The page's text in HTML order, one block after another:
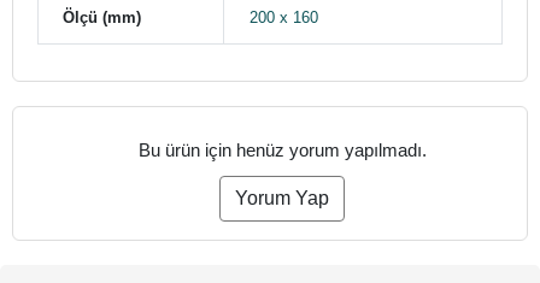
Ölçü (mm) 200 x 160
Bu ürün için henüz yorum yapılmadı.
Yorum Yap